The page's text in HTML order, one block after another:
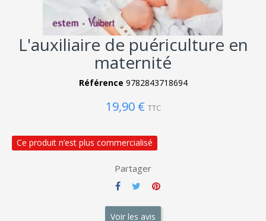
L'auxiliaire de puériculture en
maternité
Référence 9782843718694
19,90 € TTC
Ce produit n’est plus commercialisé
Partager
Voir les avis